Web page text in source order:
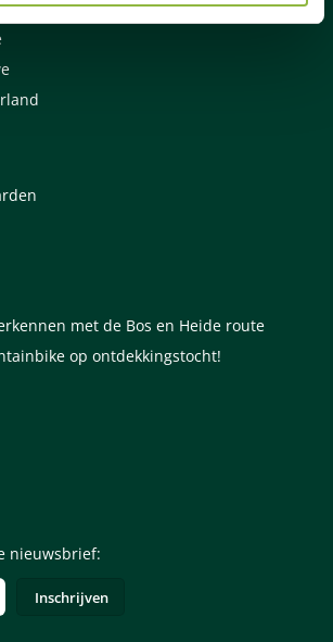
met de Bos en Heide route
op ontdekkingstocht!
nieuwsbrief: